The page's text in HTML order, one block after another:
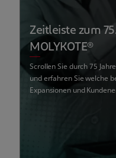
Zeitleiste zum
MOLYKOTE®
Scrollen Sie durch 75
und erfahren Sie welche
Expansionen und